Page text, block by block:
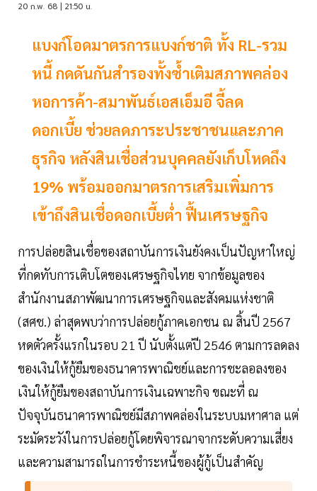
20 ก.พ. 68 | 21:50 น.
แบงก์โอดมาตรการแบงก์ชาติ ทั้ง RL-รวม
หนี้ กดดันกันสำรองทั้งซ้ำเติมสภาพคล่อง
หอการค้า-สมาพันธ์เอสเอ็มอี จี้ลด
ดอกเบี้ย ช่วยลดภาระประชาชนและภาค
ธุรกิจ หลังสินเชื่อส่วนบุคคลยังเก็บโหดถึง
19% พร้อมออกมาตรการเสริมเพิ่มการ
เข้าถึงสินเชื่อดอกเบี้ยต่ำ ฟื้นเศรษฐกิจ
การปล่อยสินเชื่อของสถาบันการเงินยังคงเป็นปัญหาใหญ่
ที่กดทับการเติบโตของเศรษฐกิจไทย จากข้อมูลของ
สำนักงานสภาพัฒนาการเศรษฐกิจและสังคมแห่งชาติ
(สศช.) ล่าสุดพบว่าการปล่อยกู้ภาคเอกชน ณ สิ้นปี 2567
หดตัวครั้งแรกในรอบ 21 ปี นับตั้งแต่ปี 2546 ตามการลดลง
ของเงินให้กู้ยืมของธนาคารพาณิชย์และการชะลอลงของ
เงินให้กู้ยืมของสถาบันการเงินเฉพาะกิจ ขณะที่ ณ
ปัจจุบันธนาคารพาณิชย์มีสภาพคล่องในระบบมหาศาล แต่
ระมัดระวังในการปล่อยกู้โดยพิจารณาจากระดับความเสี่ยง
และความสามารถในการชำระหนี้ของผู้กู้เป็นสำคัญ